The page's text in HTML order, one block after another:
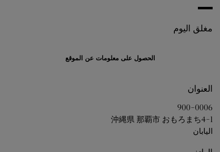
مغلق اليوم
الحصول على معلومات عن الموقع
العنوان
900-0006
沖縄県 那覇市 おもろまち4-1
اليابان